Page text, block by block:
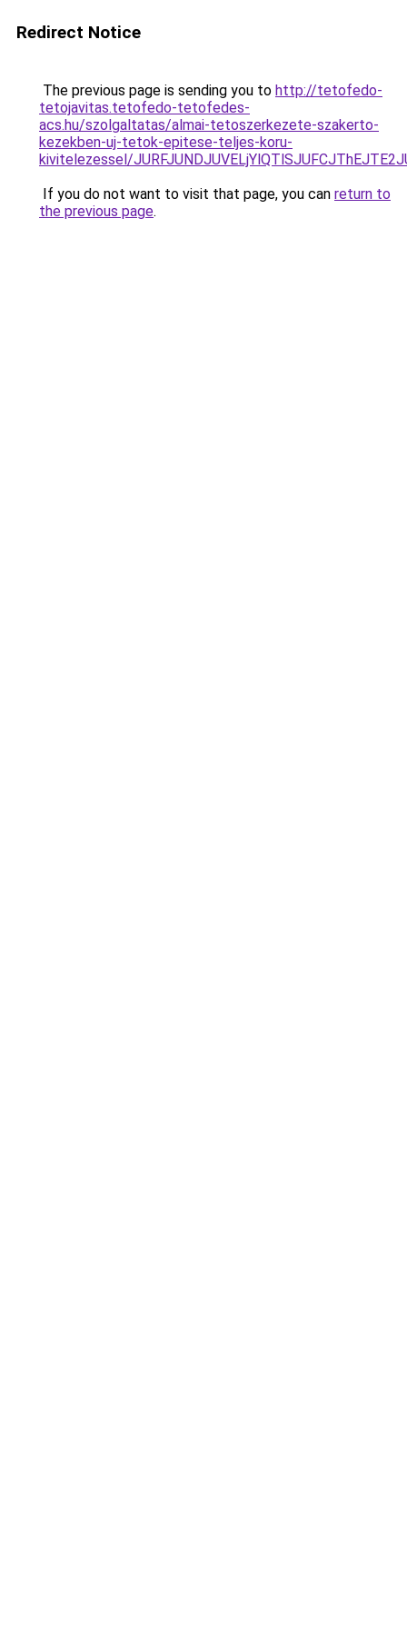
Redirect Notice
The previous page is sending you to http://tetofedo-
tetojavitas.tetofedo-tetofedes-
acs.hu/szolgaltatas/almai-tetoszerkezete-szakerto-
kezekben-uj-tetok-epitese-teljes-koru-
kivitelezessel/
If you do not want to visit that page, you can return to
the previous page.